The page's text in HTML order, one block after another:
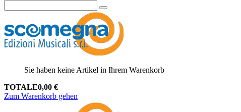
Sie haben keine Artikel in Ihrem Warenkorb
TOTALE0,00 €
Zum Warenkorb gehen